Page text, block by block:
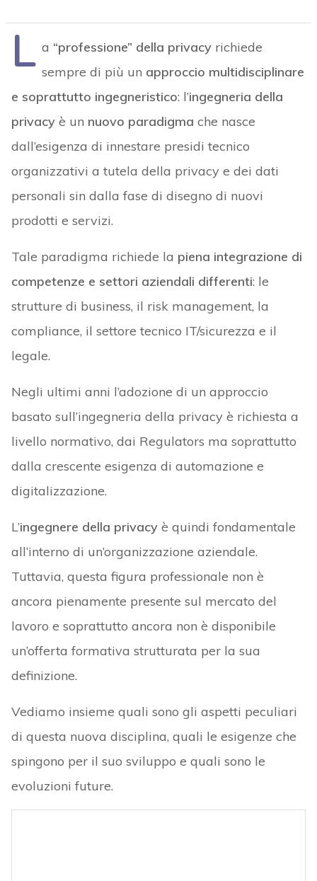
L a “professione” della privacyrichiede
sempre di più un approccio multidisciplinare
e soprattutto ingegneristico: l’ingegneria della
privacyè un nuovo paradigma che nasce
dall’esigenza di innestare presidi tecnico
organizzativi a tutela della privacy e dei dati
personali sin dalla fase di disegno di nuovi
prodotti e servizi.
Tale paradigma richiede la piena integrazione di
competenze e settori aziendali differenti: le
strutture di business, il risk management, la
compliance, il settore tecnico IT/sicurezza e il
legale.
Negli ultimi anni l’adozione di un approccio
basato sull’ingegneria della privacy è richiesta a
livello normativo, dai Regulators ma soprattutto
dalla crescente esigenza di automazione e
digitalizzazione.
L’ingegnere della privacyè quindi fondamentale
all’interno di un’organizzazione aziendale.
Tuttavia, questa figura professionale non è
ancora pienamente presente sul mercato del
lavoro e soprattutto ancora non è disponibile
un’offerta formativa strutturata per la sua
definizione.
Vediamo insieme quali sono gli aspetti peculiari
di questa nuova disciplina, quali le esigenze che
spingono per il suo sviluppo e quali sono le
evoluzioni future.